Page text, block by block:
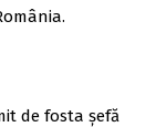
de fosta şefă